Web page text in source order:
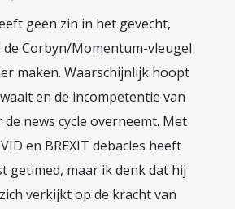
geen zin in het gevecht,
de Corbyn/Momentum-vleugel
maken. Waarschijnlijk hoopt
en de incompetentie van
news cycle overneemt. Met
en BREXIT debacles heeft
getimed, maar ik denk dat hij
verkijkt op de kracht van